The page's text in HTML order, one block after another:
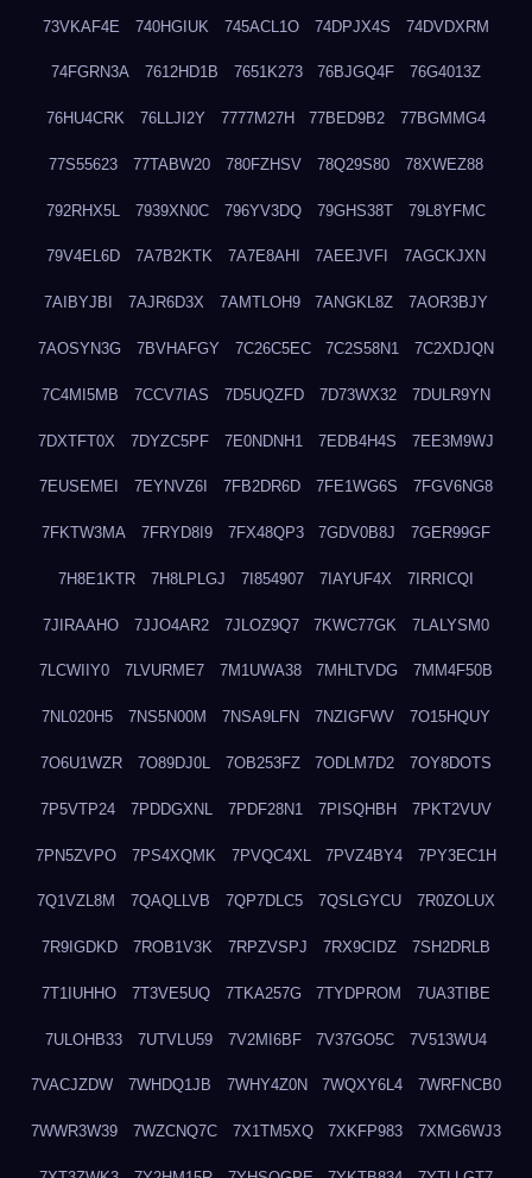
73VKAF4E 740HGIUK 745ACL1O 74DPJX4S 74DVDXRM
74FGRN3A 7612HD1B 7651K273 76BJGQ4F 76G4013Z
76HU4CRK 76LLJI2Y 7777M27H 77BED9B2 77BGMMG4
77S55623 77TABW20 780FZHSV 78Q29S80 78XWEZ88
792RHX5L 7939XN0C 796YV3DQ 79GHS38T 79L8YFMC
79V4EL6D 7A7B2KTK 7A7E8AHI 7AEEJVFI 7AGCKJXN
7AIBYJBI 7AJR6D3X 7AMTLOH9 7ANGKL8Z 7AOR3BJY
7AOSYN3G 7BVHAFGY 7C26C5EC 7C2S58N1 7C2XDJQN
7C4MI5MB 7CCV7IAS 7D5UQZFD 7D73WX32 7DULR9YN
7DXTFT0X 7DYZC5PF 7E0NDNH1 7EDB4H4S 7EE3M9WJ
7EUSEMEI 7EYNVZ6I 7FB2DR6D 7FE1WG6S 7FGV6NG8
7FKTW3MA 7FRYD8I9 7FX48QP3 7GDV0B8J 7GER99GF
7H8E1KTR 7H8LPLGJ 7I854907 7IAYUF4X 7IRRICQI
7JIRAAHO 7JJO4AR2 7JLOZ9Q7 7KWC77GK 7LALYSM0
7LCWIIY0 7LVURME7 7M1UWA38 7MHLTVDG 7MM4F50B
7NL020H5 7NS5N00M 7NSA9LFN 7NZIGFWV 7O15HQUY
7O6U1WZR 7O89DJ0L 7OB253FZ 7ODLM7D2 7OY8DOTS
7P5VTP24 7PDDGXNL 7PDF28N1 7PISQHBH 7PKT2VUV
7PN5ZVPO 7PS4XQMK 7PVQC4XL 7PVZ4BY4 7PY3EC1H
7Q1VZL8M 7QAQLLVB 7QP7DLC5 7QSLGYCU 7R0ZOLUX
7R9IGDKD 7ROB1V3K 7RPZVSPJ 7RX9CIDZ 7SH2DRLB
7T1IUHHO 7T3VE5UQ 7TKA257G 7TYDPROM 7UA3TIBE
7ULOHB33 7UTVLU59 7V2MI6BF 7V37GO5C 7V513WU4
7VACJZDW 7WHDQ1JB 7WHY4Z0N 7WQXY6L4 7WRFNCB0
7WWR3W39 7WZCNQ7C 7X1TM5XQ 7XKFP983 7XMG6WJ3